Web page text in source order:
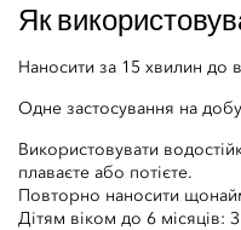
Як
Наносити за 15 хвилин до
Одне застосування на
Використовувати
плаваєте або потієте.
Повторно наносити
Дітям віком до 6 місяців: